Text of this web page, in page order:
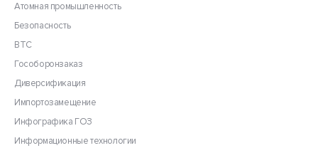
Атомная промышленность
Безопасность
ВТС
Гособоронзаказ
Диверсификация
Импортозамещение
Инфографика ГОЗ
Информационные технологии